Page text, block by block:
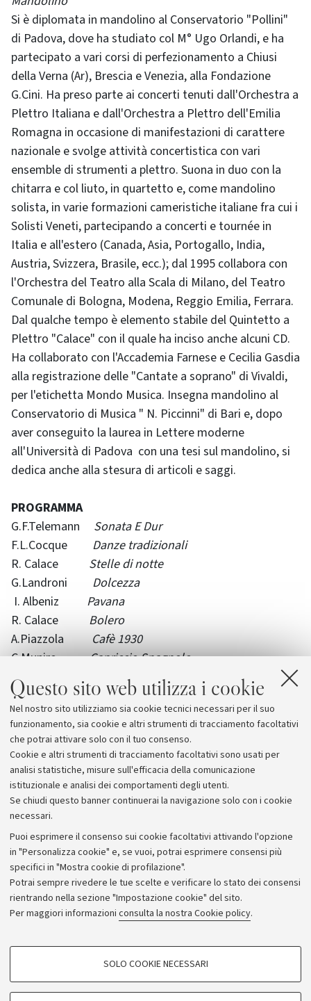
Questo sito web utilizza i cookie
Nel nostro sito utilizziamo sia cookie tecnici necessari per il suo
funzionamento, sia cookie e altri strumenti di tracciamento facoltativi
che potrai attivare solo con il tuo consenso.
Cookie e altri strumenti di tracciamento facoltativi sono usati per
analisi statistiche, misure sull'efficacia della comunicazione
istituzionale e analisi dei comportamenti degli utenti.
Se chiudi questo banner continuerai la navigazione solo con i cookie
necessari.
Puoi esprimere il consenso sui cookie facoltativi attivando l'opzione
in "Personalizza cookie" e, se vuoi, potrai esprimere consensi più
specifici in "Mostra cookie di profilazione".
Potrai sempre rivedere le tue scelte e verificare lo stato dei consensi
rientrando nella sezione "Impostazione cookie" del sito.
Per maggiori informazioni consulta la nostra Cookie policy.
COOKIE DI PROFILAZIONE - FACOLTATIVI
SOLO COOKIE NECESSARI
Si è diplomata in mandolino al Conservatorio "Pollini"
di Padova, dove ha studiato col M° Ugo Orlandi, e ha
partecipato a vari corsi di perfezionamento a Chiusi
della Verna (Ar), Brescia e Venezia, alla Fondazione
G.Cini. Ha preso parte ai concerti tenuti dall'Orchestra a
Plettro Italiana e dall'Orchestra a Plettro dell'Emilia
Romagna in occasione di manifestazioni di carattere
nazionale e svolge attività concertistica con vari
ensemble di strumenti a plettro. Suona in duo con la
chitarra e col liuto, in quartetto e, come mandolino
solista, in varie formazioni cameristiche italiane fra cui i
Solisti Veneti, partecipando a concerti e tournée in
Italia e all'estero (Canada, Asia, Portogallo, India,
Austria, Svizzera, Brasile, ecc.); dal 1995 collabora con
l'Orchestra del Teatro alla Scala di Milano, del Teatro
Comunale di Bologna, Modena, Reggio Emilia, Ferrara.
Dal qualche tempo è elemento stabile del Quintetto a
Plettro "Calace" con il quale ha inciso anche alcuni CD.
Ha collaborato con l'Accademia Farnese e Cecilia Gasdia
alla registrazione delle "Cantate a soprano" di Vivaldi,
per l'etichetta Mondo Musica. Insegna mandolino al
Conservatorio di Musica " N. Piccinni" di Bari e, dopo
aver conseguito la laurea in Lettere moderne
all'Università di Padova con una tesi sul mandolino, si
dedica anche alla stesura di articoli e saggi.
PROGRAMMA
G.F.Telemann Sonata E Dur
F.L.Cocque Danze tradizionali
R. Calace Stelle di notte
G.Landroni Dolcezza
I. Albeniz Pavana
R. Calace Bolero
A.Piazzola Cafè 1930
C.MunireCapriccio Spagnolo
J.Ibert
Entr'acte
A.Piazzola«Night-Club 1960»
E.GranadosAndalusa
N.PaganiniRomanza
N.PaganiniSonata concertante
Archivio
Comunicati stampa
Redazione
Rassegna stampa